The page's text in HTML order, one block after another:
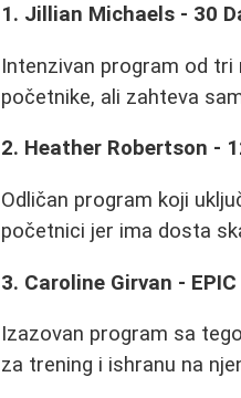
1. Jillian Michaels - 30
Intenzivan program od tri
početnike, ali zahteva
2. Heather Robertson -
Odličan program koji
početnici jer ima dosta
3. Caroline Girvan -
Izazovan program sa
za trening i ishranu na